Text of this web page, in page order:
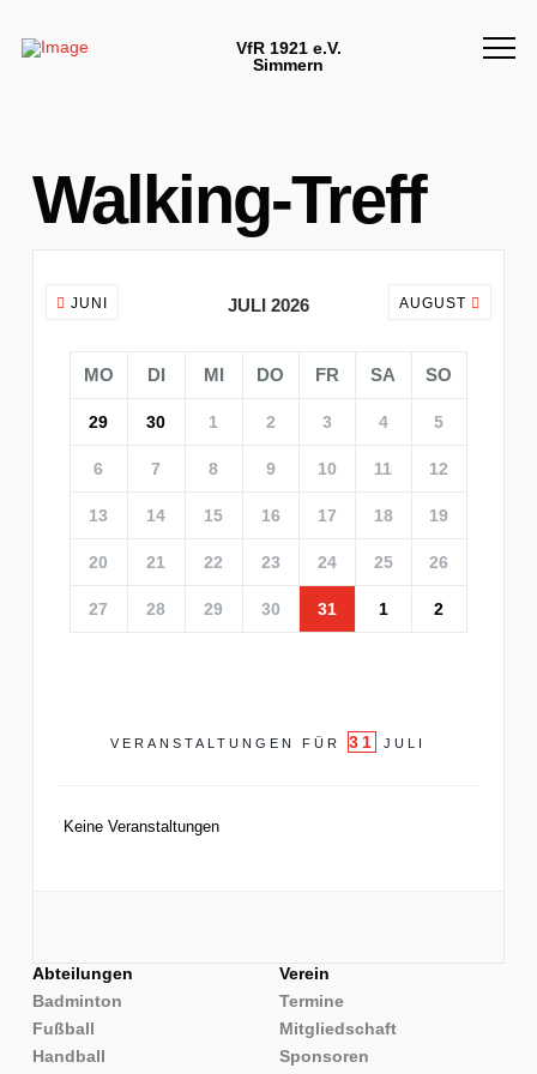
VfR 1921 e.V.
Simmern
Walking-Treff
JUNI JULI 2026 AUGUST
MO DI MI DO FR SA SO
29 30 1 2 3 4 5
6 7 8 9 10 11 12
13 14 15 16 17 18 19
20 21 22 23 24 25 26
27 28 29 30 31 1 2
VERANSTALTUNGEN FÜR 31 JULI
Keine Veranstaltungen
Abteilungen
Badminton
Fußball
Handball
Verein
Termine
Mitgliedschaft
Sponsoren